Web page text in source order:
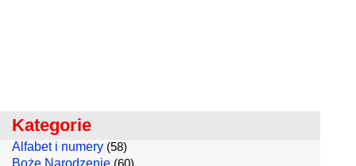
Kategorie
Alfabet i numery (58)
Boże Narodzenie (60)